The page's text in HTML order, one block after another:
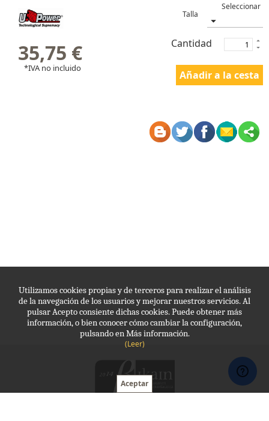
Utilizamos cookies propias y de terceros para realizar el análisis
de la navegación de los usuarios y mejorar nuestros servicios. Al
pulsar Acepto consiente dichas cookies. Puede obtener más
información, o bien conocer cómo cambiar la configuración,
pulsando en Más información.
(Leer)
Talla
35,75 €
*IVA no incluido
Cantidad